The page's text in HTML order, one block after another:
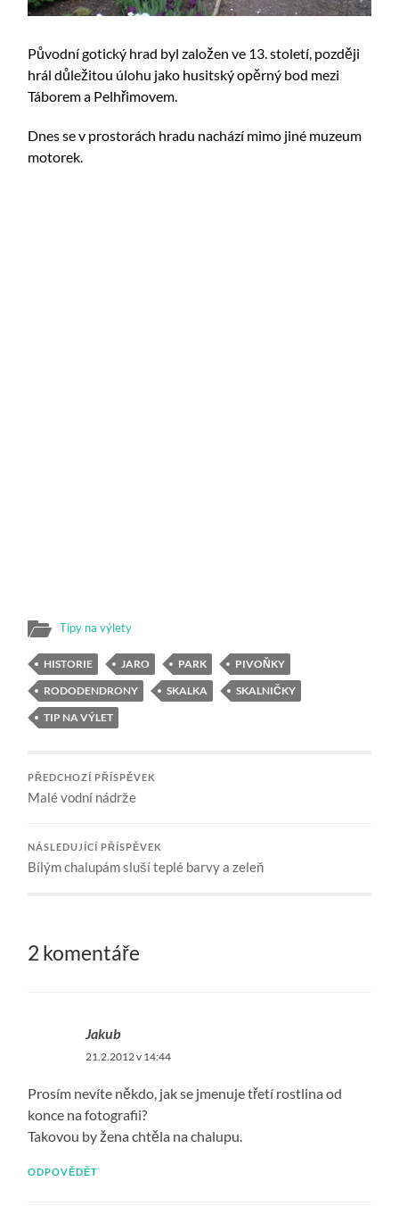
Původní gotický hrad byl založen ve 13. století, později
hrál důležitou úlohu jako husitský opěrný bod mezi
Táborem a Pelhřimovem.
Dnes se v prostorách hradu nachází mimo jiné muzeum
motorek.
Tipy na výlety
HISTORIE JARO PARK
PIVOŇKY
RODODENDRONY
SKALKA
SKALNIČKY
TIP NA VÝLET
PŘEDCHOZÍ PŘÍSPĚVEK
Malé vodní nádrže
NÁSLEDUJÍCÍ PŘÍSPĚVEK
Bílým chalupám sluší teplé barvy a zeleň
2 komentáře
Jakub
21.2.2012 v 14:44
Prosím nevíte někdo, jak se jmenuje třetí rostlina od
konce na fotografii?
Takovou by žena chtěla na chalupu.
ODPOVĚDĚT